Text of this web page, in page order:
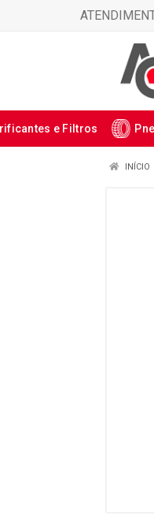
e Filtros
INÍCIO